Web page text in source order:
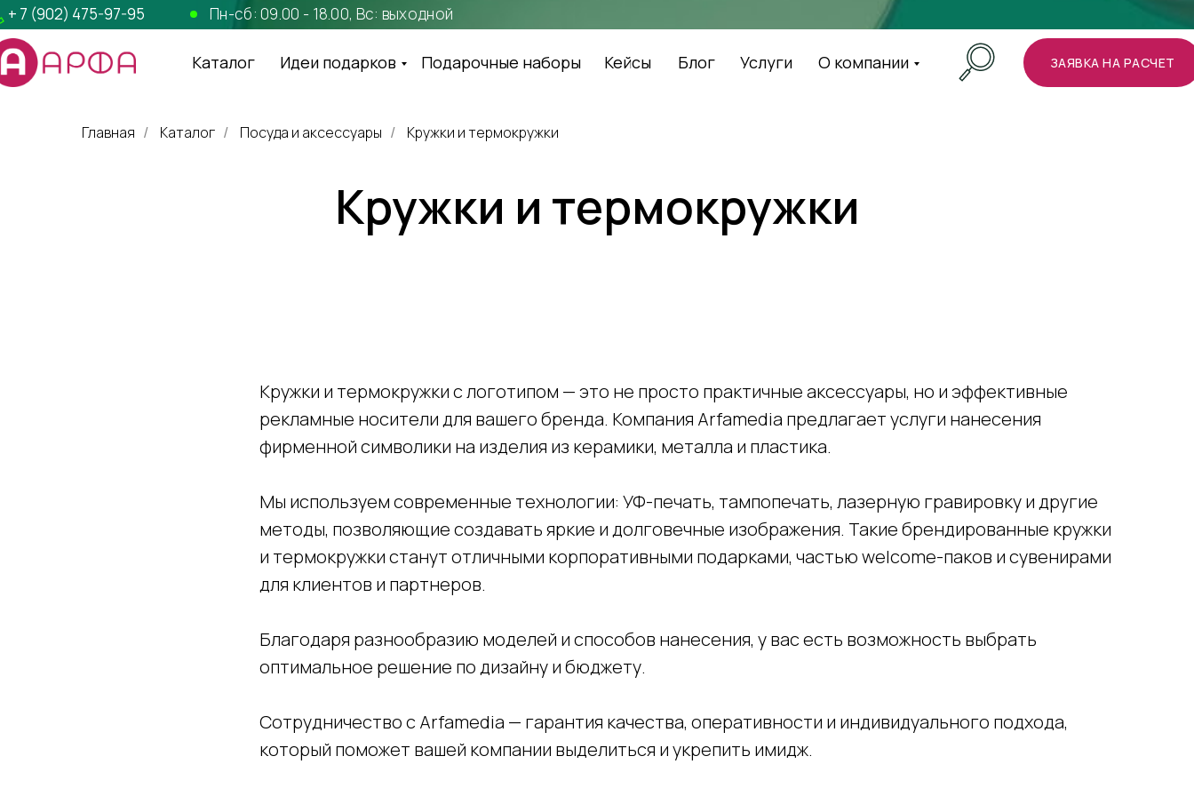
Пн-сб: 09.00 - 18.00, Вс: выходной
Каталог Идеи подарков Подарочные наборы Кейсы Блог Услуги О компании
+ 7 (902) 475-97-95
ЗАЯВКА НА РАСЧЕТ
Главная / Каталог / Посуда и аксессуары / Кружки и термокружки
Кружки и термокружки
Кружки и термокружки с логотипом — это не просто практичные аксессуары, но и эффективные
рекламные носители для вашего бренда. Компания Arfamedia предлагает услуги нанесения
фирменной символики на изделия из керамики, металла и пластика.
Мы используем современные технологии: УФ-печать, тампопечать, лазерную гравировку и другие
методы, позволяющие создавать яркие и долговечные изображения. Такие брендированные кружки
и термокружки станут отличными корпоративными подарками, частью welcome-паков и сувенирами
для клиентов и партнеров.
Благодаря разнообразию моделей и способов нанесения, у вас есть возможность выбрать
оптимальное решение по дизайну и бюджету.
Сотрудничество с Arfamedia — гарантия качества, оперативности и индивидуального подхода,
который поможет вашей компании выделиться и укрепить имидж.